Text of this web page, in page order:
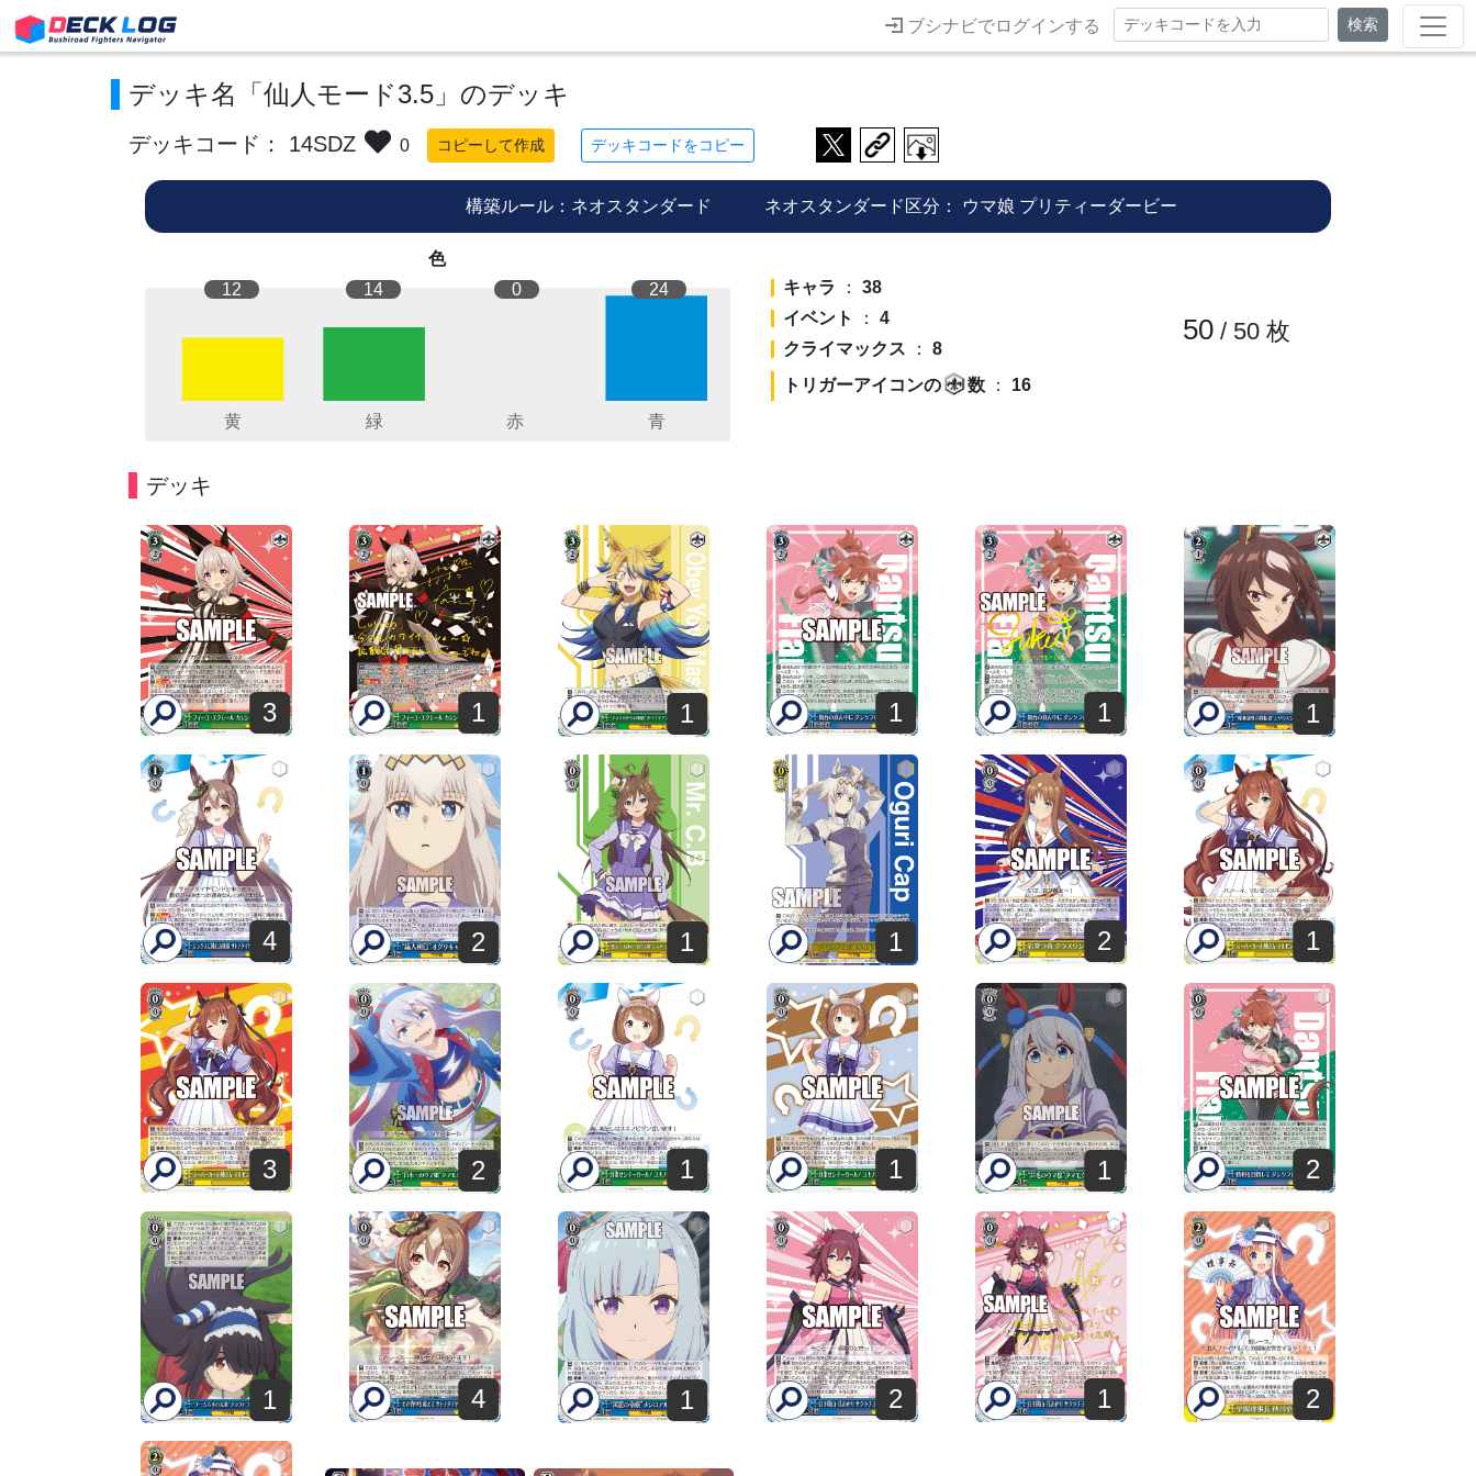
ブシナビでログインする 検索
デッキ名「仙人モード3.5」のデッキ
デッキコード： 14SDZ 0 コピーして作成 デッキコードをコピー
構築ルール：ネオスタンダード ネオスタンダード区分： ウマ娘 プリティーダービー
色
12
14 0 24 キャラ ： 38
イベント
： 4
クライマックス ： 8
トリガーアイコンの
数： 16
50/ 50枚
デッキ
3 1 1 1 1 1
4 2 1 1 2 1
3 2 1 1 1 2
1 4 1 2 1 2